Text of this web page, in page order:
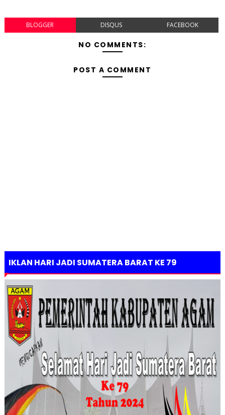
BLOGGER DISQUS FACEBOOK
NO COMMENTS:
POST A COMMENT
IKLAN HARI JADI SUMATERA BARAT KE 79